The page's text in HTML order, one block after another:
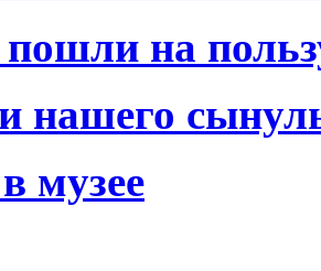
на
нашего
музее